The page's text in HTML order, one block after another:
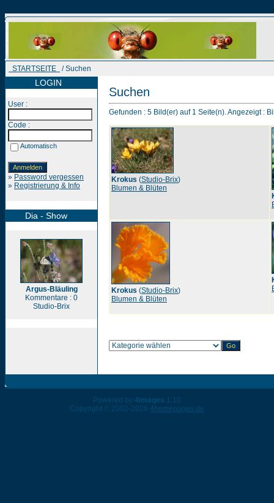
STARTSEITE / Suchen
LOGIN
User :
Code :
Automatisch
» Password vergessen
» Registrierung & Info
Dia - Show
Argus-Bläuling
Kommentare : 0
Studio-Brix
Suchen
Gefunden : 5 Bild(er) auf 1 Seite(n). Angezeigt :
Krokus (Studio-Brix)
Blumen & Blüten
Krokus (Studio-Brix)
Blumen & Blüten
Powered by 4images 1.10
Copyright © 2002-2026 4homepages.de